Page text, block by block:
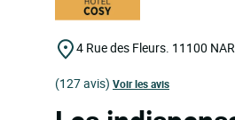
4 Rue des Fleurs. 11100
(127 avis) Voir les avis